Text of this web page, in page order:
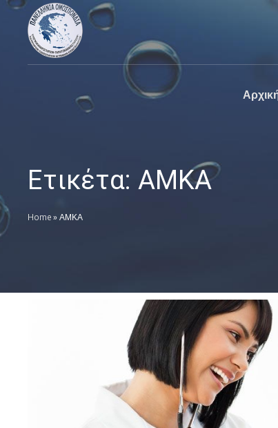
Πανελλήνια
Ομοσπονδία
Καθαριστηρίων
Ο επίσημος
ιστοχώρος της
Πανελλήνια
Ομοσπονδία
Ετικέτα: ΑΜΚΑ
Home » ΑΜΚΑ